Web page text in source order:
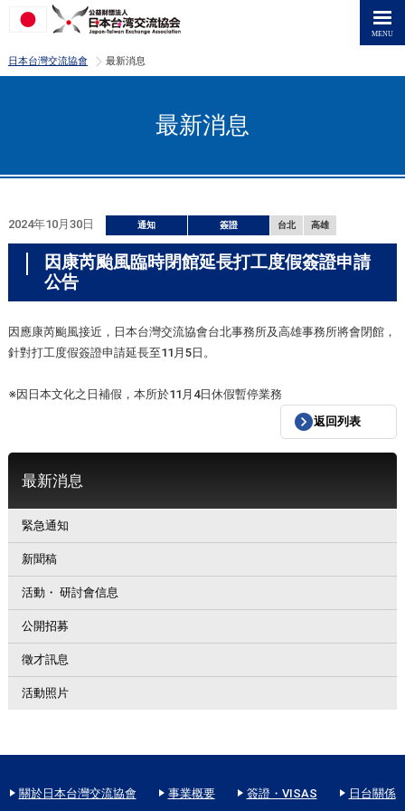
日本台灣交流協會 >
最新消息
最新消息
2024年10月30日 通知 簽證 台北 高雄
因康芮颱風臨時閉館延長打工度假簽證申請
公告
因應康芮颱風接近，日本台灣交流協會台北事務所及高雄事務所將會閉館，
針對打工度假簽證申請延長至11月5日。
※因日本文化之日補假，本所於11月4日休假暫停業務
返回列表
最新消息
緊急通知
新聞稿
活動・ 研討會信息
公開招募
徵才訊息
活動照片
關於日本台灣交流協會 事業概要 簽證・VISAS 日台關係